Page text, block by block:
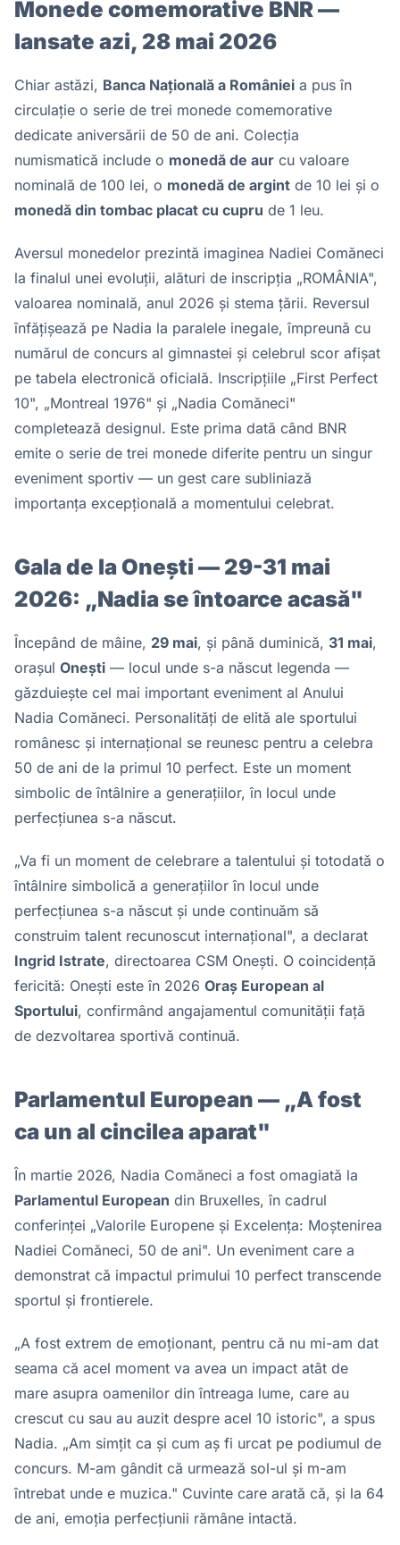
Monede comemorative BNR —
lansate azi, 28 mai 2026
Chiar astăzi, Banca Națională a României a pus în
circulație o serie de trei monede comemorative
dedicate aniversării de 50 de ani. Colecția
numismatică include o monedă de aur cu valoare
nominală de 100 lei, o monedă de argint de 10 lei și o
monedă din tombac placat cu cupru de 1 leu.
Aversul monedelor prezintă imaginea Nadiei Comăneci
la finalul unei evoluții, alături de inscripția „ROMÂNIA",
valoarea nominală, anul 2026 și stema țării. Reversul
înfățișează pe Nadia la paralele inegale, împreună cu
numărul de concurs al gimnastei și celebrul scor afișat
pe tabela electronică oficială. Inscripțiile „First Perfect
10", „Montreal 1976" și „Nadia Comăneci"
completează designul. Este prima dată când BNR
emite o serie de trei monede diferite pentru un singur
eveniment sportiv — un gest care subliniază
importanța excepțională a momentului celebrat.
Gala de la Onești — 29-31 mai
2026: „Nadia se întoarce acasă"
Începând de mâine, 29 mai, și până duminică, 31 mai,
orașul Onești — locul unde s-a născut legenda —
găzduiește cel mai important eveniment al Anului
Nadia Comăneci. Personalități de elită ale sportului
românesc și internațional se reunesc pentru a celebra
50 de ani de la primul 10 perfect. Este un moment
simbolic de întâlnire a generațiilor, în locul unde
perfecțiunea s-a născut.
„Va fi un moment de celebrare a talentului și totodată o
întâlnire simbolică a generațiilor în locul unde
perfecțiunea s-a născut și unde continuăm să
construim talent recunoscut internațional", a declarat
Ingrid Istrate, directoarea CSM Onești. O coincidență
fericită: Onești este în 2026 Oraș European al
Sportului, confirmând angajamentul comunității față
de dezvoltarea sportivă continuă.
Parlamentul European — „A fost
ca un al cincilea aparat"
În martie 2026, Nadia Comăneci a fost omagiată la
Parlamentul European din Bruxelles, în cadrul
conferinței „Valorile Europene și Excelența: Moștenirea
Nadiei Comăneci, 50 de ani". Un eveniment care a
demonstrat că impactul primului 10 perfect transcende
sportul și frontierele.
„A fost extrem de emoționant, pentru că nu mi-am dat
seama că acel moment va avea un impact atât de
mare asupra oamenilor din întreaga lume, care au
crescut cu sau au auzit despre acel 10 istoric", a spus
Nadia. „Am simțit ca și cum aș fi urcat pe podiumul de
concurs. M-am gândit că urmează sol-ul și m-am
întrebat unde e muzica." Cuvinte care arată că, și la 64
de ani, emoția perfecțiunii rămâne intactă.